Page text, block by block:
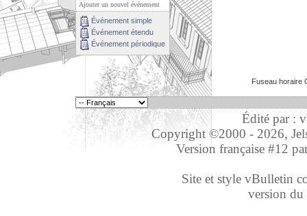
Ajouter un nouvel événement
Événement simple
Événement étendu
Événement périodique
Fuseau horaire
Édité par :
Copyright ©2000 - 2026,
Version française #12
Site et style vBulletin
version